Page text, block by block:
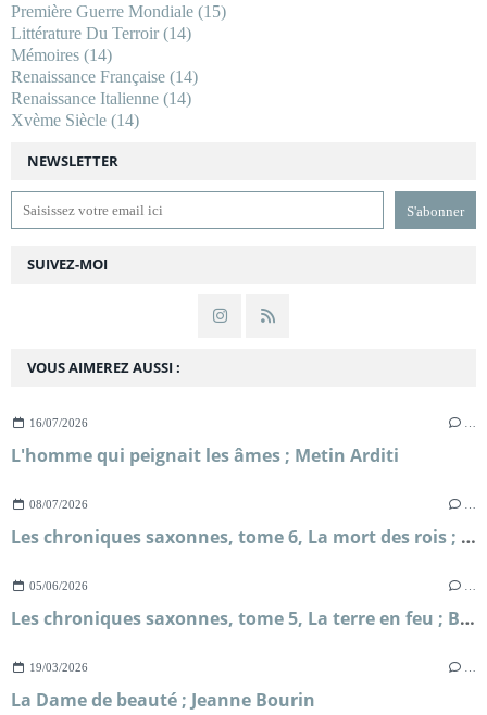
NEWSLETTER
SUIVEZ-MOI
VOUS AIMEREZ AUSSI :
16/07/2026
L'homme qui peignait les âmes ; Metin Arditi
08/07/2026
Les chroniques saxonnes, tome 6, La mort des rois ; Bernard Cornwell
05/06/2026
Les chroniques saxonnes, tome 5, La terre en feu ; Bernard Cornwell
19/03/2026
La Dame de beauté ; Jeanne Bourin
Première Guerre Mondiale (15)
Littérature Du Terroir(14)
Mémoires (14)
Renaissance Française (14)
Renaissance Italienne (14)
Xvème Siècle (14)